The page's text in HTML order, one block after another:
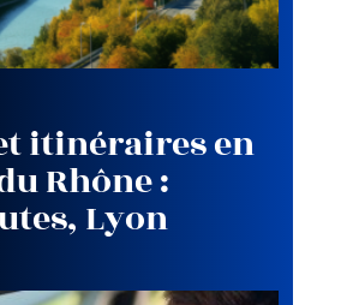
itinéraires en
Rhône :
Lyon